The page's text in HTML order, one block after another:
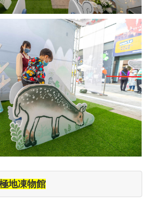
地凍物館